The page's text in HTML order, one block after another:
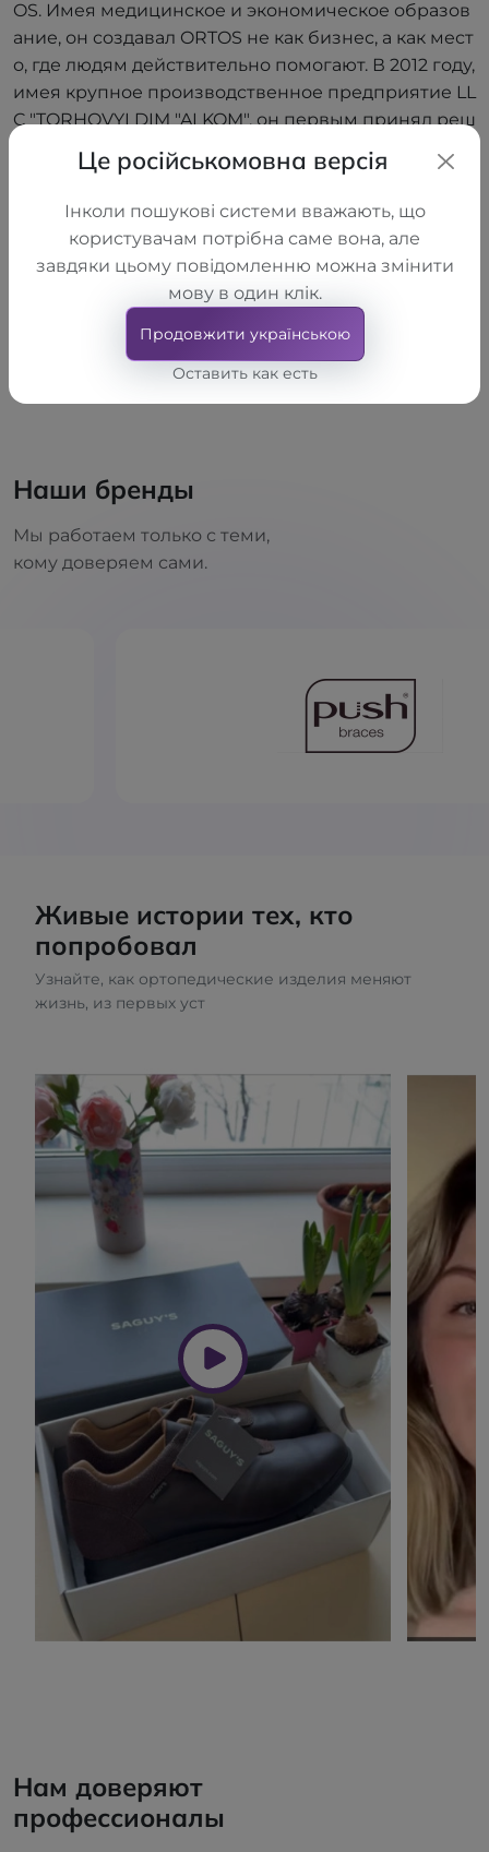
OS. Имея медицинское и экономическое образов
ание, он создавал ORTOS не как бизнес, а как мест
о, где людям действительно помогают. В 2012 году,
имея крупное производственное предприятие LL
C "TORHOVYI DIM "ALKOM", он первым принял реш
ение открыть собственную сеть салонов. Благода
ря глубокому пониманию процессов — от произв
одства до взаимодействия с конечным потребите
лем — ему удалось построить всеукраинскую сет
ь. Он знает, что такое боль, неуверенность и поис
ки выхода. Именно поэтому ORTOS не просто про
даёт ортопедические изделия — он помогает люд
ям двигаться вперёд.
Наши бренды
Мы работаем только с теми,
кому доверяем сами.
Живые истории тех, кто
попробовал
Узнайте, как ортопедические изделия меняют
жизнь, из первых уст
Нам доверяют
профессионалы
Це російськомовна версія
Інколи пошукові системи вважають, що
користувачам потрібна саме вона, але
завдяки цьому повідомленню можна змінити
мову в один клік.
Продовжити українською
Оставить как есть